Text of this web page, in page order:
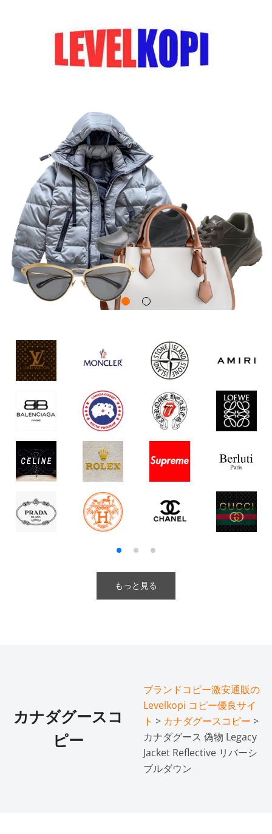
もっと見る
カナダグースコ
ピー
ブランドコピー激安通販の
Levelkopi コピー優良サイ
ト > カナダグースコピー >
カナダグース 偽物 Legacy
Jacket Reflective リバーシ
ブルダウン